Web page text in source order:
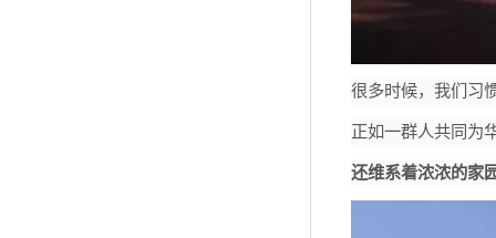
很多时候，我们习
正如一群人共同为
还维系着浓浓的家